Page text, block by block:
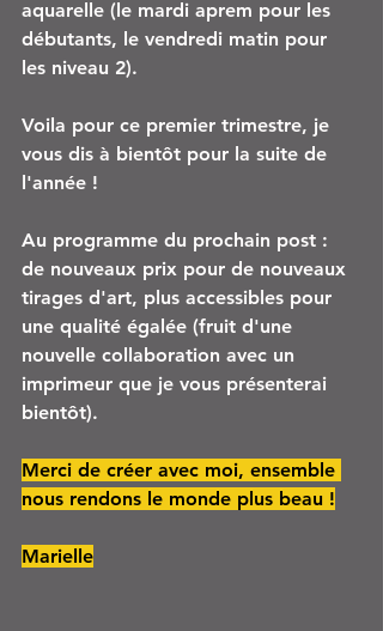
aquarelle (le mardi aprem pour les
débutants, le vendredi matin pour
les niveau 2).
Voila pour ce premier trimestre, je
vous dis à bientôt pour la suite de
l'année !
Au programme du prochain post :
de nouveaux prix pour de nouveaux
tirages d'art, plus accessibles pour
une qualité égalée (fruit d'une
nouvelle collaboration avec un
imprimeur que je vous présenterai
bientôt).
Merci de créer avec moi, ensemble
nous rendons le monde plus beau !
Marielle